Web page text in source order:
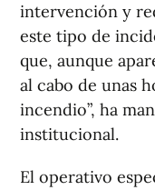
intervención y
este tipo de
que, aunque
al cabo de unas
incendio”, ha
institucional.
El operativo